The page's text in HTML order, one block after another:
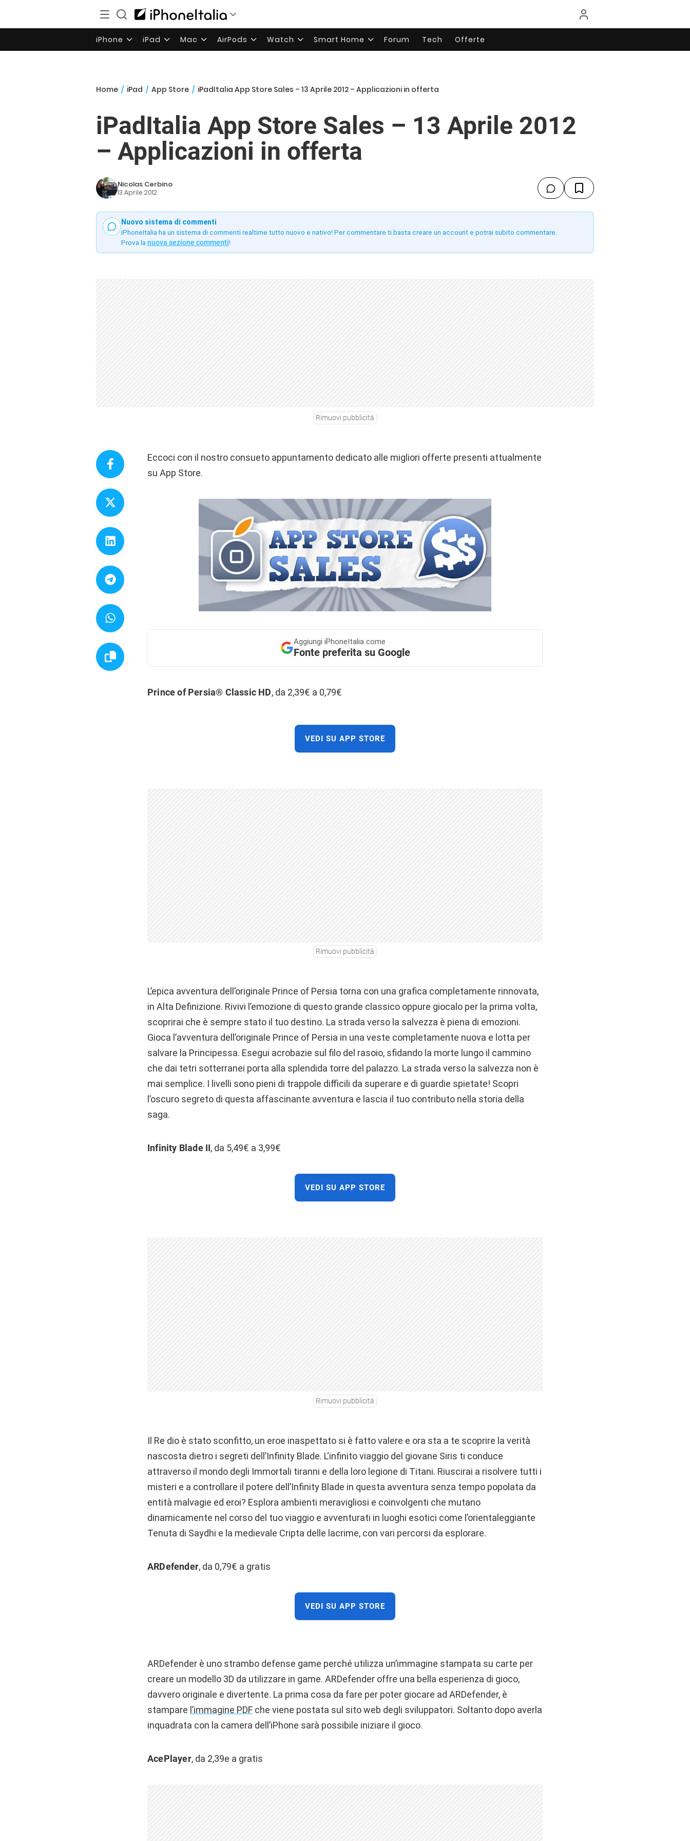
iPhone iPad Mac AirPods Watch Smart Home Forum Tech Offerte
Home / iPad / App Store / iPadItalia App Store Sales – 13 Aprile 2012 – Applicazioni in offerta
iPadItalia App Store Sales – 13 Aprile 2012
– Applicazioni in offerta
Nicolas Cerbino
13 Aprile 2012
Nuovo sistema di commenti
iPhoneItalia ha un sistema di commenti realtime tutto nuovo e nativo! Per commentare ti basta creare un account e potrai subito commentare.
Prova la nuova sezione commenti!
Rimuovi pubblicità
Eccoci con il nostro consueto appuntamento dedicato alle migliori offerte presenti attualmente
su App Store.
Aggiungi iPhoneItalia come
Fonte preferita su Google
Prince of Persia® Classic HD, da 2,39€ a 0,79€
VEDI SU APP STORE
Rimuovi pubblicità
L’epica avventura dell’originale Prince of Persia torna con una grafica completamente rinnovata,
in Alta Definizione. Rivivi l’emozione di questo grande classico oppure giocalo per la prima volta,
scoprirai che è sempre stato il tuo destino. La strada verso la salvezza è piena di emozioni.
Gioca l’avventura dell’originale Prince of Persia in una veste completamente nuova e lotta per
salvare la Principessa. Esegui acrobazie sul filo del rasoio, sfidando la morte lungo il cammino
che dai tetri sotterranei porta alla splendida torre del palazzo. La strada verso la salvezza non è
mai semplice. I livelli sono pieni di trappole difficili da superare e di guardie spietate! Scopri
l’oscuro segreto di questa affascinante avventura e lascia il tuo contributo nella storia della
saga.
Infinity Blade II, da 5,49€ a 3,99€
VEDI SU APP STORE
Rimuovi pubblicità
Il Re dio è stato sconfitto, un eroe inaspettato si è fatto valere e ora sta a te scoprire la verità
nascosta dietro i segreti dell’Infinity Blade. L‘infinito viaggio del giovane Siris ti conduce
attraverso il mondo degli Immortali tiranni e della loro legione di Titani. Riuscirai a risolvere tutti i
misteri e a controllare il potere dell’Infinity Blade in questa avventura senza tempo popolata da
entità malvagie ed eroi? Esplora ambienti meravigliosi e coinvolgenti che mutano
dinamicamente nel corso del tuo viaggio e avventurati in luoghi esotici come l’orientaleggiante
Tenuta di Saydhi e la medievale Cripta delle lacrime, con vari percorsi da esplorare.
ARDefender, da 0,79€ a gratis
VEDI SU APP STORE
ARDefender è uno strambo defense game perché utilizza un’immagine stampata su carte per
creare un modello 3D da utilizzare in game. ARDefender offre una bella esperienza di gioco,
davvero originale e divertente. La prima cosa da fare per poter giocare ad ARDefender, è
stampare l’immagine PDF che viene postata sul sito web degli sviluppatori. Soltanto dopo averla
inquadrata con la camera dell’iPhone sarà possibile iniziare il gioco.
AcePlayer, da 2,39e a gratis